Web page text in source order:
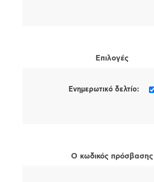
Επιλογές
Ενημερωτικό δελτίο:
Ο κωδικός πρόσβασης